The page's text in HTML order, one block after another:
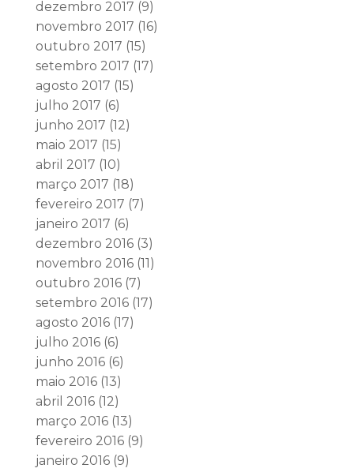
dezembro 2017 (9)
novembro 2017 (16)
outubro 2017 (15)
setembro 2017 (17)
agosto 2017 (15)
julho 2017 (6)
junho 2017 (12)
maio 2017 (15)
abril 2017 (10)
março 2017 (18)
fevereiro 2017 (7)
janeiro 2017 (6)
dezembro 2016(3)
novembro 2016(11)
outubro 2016(7)
setembro 2016(17)
agosto 2016(17)
julho 2016(6)
junho 2016(6)
maio 2016(13)
abril 2016(12)
março 2016(13)
fevereiro 2016(9)
janeiro 2016(9)